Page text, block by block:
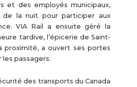
et des employés municipaux,
de la nuit pour participer aux
VIA Rail a ensuite géré la
tardive, l’épicerie de Saint-
proximité, a ouvert ses portes
les passagers.
des transports du Canada